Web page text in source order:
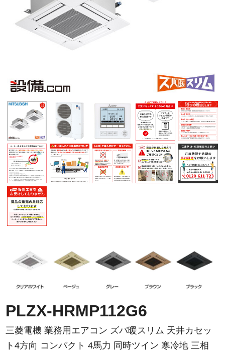
PLZX-HRMP112G6
三菱電機 業務用エアコン ズバ暖スリム 天井カセッ
ト4方向 コンパクト 4馬力 同時ツイン 寒冷地 三相